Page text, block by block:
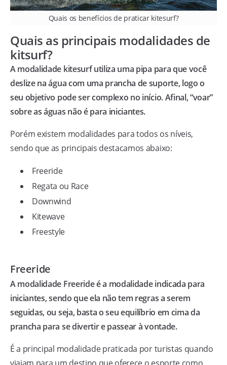
Quais os benefícios de praticar kitesurf?
Quais as principais modalidades de
kitsurf?
A modalidade kitesurf utiliza uma pipa para que você
deslize na água com uma prancha de suporte, logo o
seu objetivo pode ser complexo no início. Afinal, “voar”
sobre as águas não é para iniciantes.
Porém existem modalidades para todos os níveis,
sendo que as principais destacamos abaixo:
Freeride
Regata ou Race
Downwind
Kitewave
Freestyle
Freeride
A modalidade Freeride é a modalidade indicada para
iniciantes, sendo que ela não tem regras a serem
seguidas, ou seja, basta o seu equilíbrio em cima da
prancha para se divertir e passear à vontade.
É a principal modalidade praticada por turistas quando